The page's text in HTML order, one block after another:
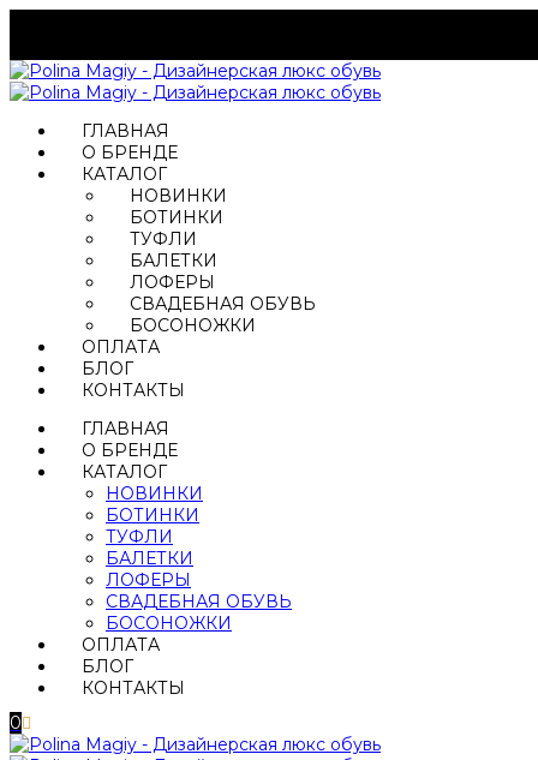
ГЛАВНАЯ
О БРЕНДЕ
КАТАЛОГ
НОВИНКИ
БОТИНКИ
ТУФЛИ
БАЛЕТКИ
ЛОФЕРЫ
СВАДЕБНАЯ ОБУВЬ
БОСОНОЖКИ
ОПЛАТА
БЛОГ
КОНТАКТЫ
ГЛАВНАЯ
О БРЕНДЕ
КАТАЛОГ
НОВИНКИ
БОТИНКИ
ТУФЛИ
БАЛЕТКИ
ЛОФЕРЫ
СВАДЕБНАЯ ОБУВЬ
БОСОНОЖКИ
ОПЛАТА
БЛОГ
КОНТАКТЫ
0